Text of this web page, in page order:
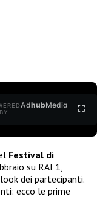
BY
AdhubMedia
Festival di
su RAI 1,
dei partecipanti.
ecco le prime